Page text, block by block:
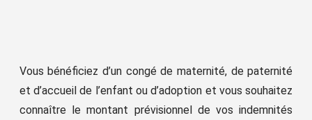
Vous bénéficiez d’un congé de maternité, de paternité
et d’accueil de l’enfant ou d’adoption et vous souhaitez
connaître le montant prévisionnel de vos indemnités